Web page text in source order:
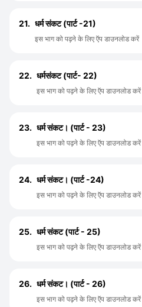
21. धर्म संकट (पार्ट -21)
इस भाग को पढ़ने के लिए ऍप डाउनलोड करें
22. धर्मसंकट (पार्ट- 22)
इस भाग को पढ़ने के लिए ऍप डाउनलोड करें
23. धर्म संकट। (पार्ट - 23)
इस भाग को पढ़ने के लिए ऍप डाउनलोड करें
24. धर्म संकट। (पार्ट -24)
इस भाग को पढ़ने के लिए ऍप डाउनलोड करें
25. धर्म संकट (पार्ट - 25)
इस भाग को पढ़ने के लिए ऍप डाउनलोड करें
26. धर्म संकट। (पार्ट - 26)
इस भाग को पढ़ने के लिए ऍप डाउनलोड करें